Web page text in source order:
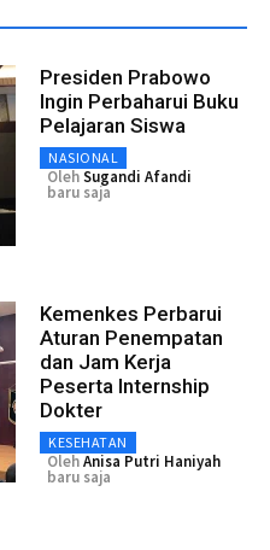
Presiden Prabowo
Ingin Perbaharui Buku
Pelajaran Siswa
NASIONAL
OlehSugandi Afandi
baru saja
Kemenkes Perbarui
Aturan Penempatan
dan Jam Kerja
Peserta Internship
Dokter
KESEHATAN
OlehAnisa Putri Haniyah
baru saja